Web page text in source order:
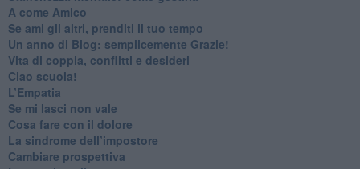
​A come Amico
​Se ami gli altri, prenditi il tuo tempo
​Un anno di Blog: semplicemente Grazie!
​Vita di coppia, conflitti e desideri
​Ciao scuola!
​L’Empatia
​Se mi lasci non vale
Cosa fare con il dolore
​La sindrome dell’impostore
​Cambiare prospettiva